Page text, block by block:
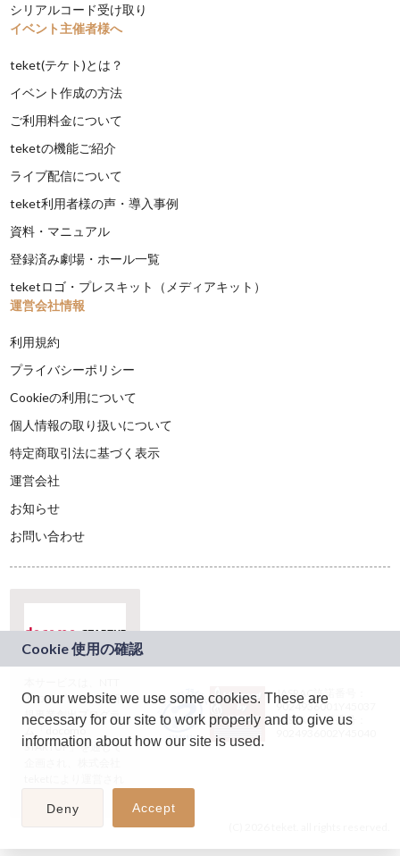
シリアルコード受け取り
イベント主催者様へ
teket(テケト)とは？
イベント作成の方法
ご利用料金について
teketの機能ご紹介
ライブ配信について
teket利用者様の声・導入事例
資料・マニュアル
登録済み劇場・ホール一覧
teketロゴ・プレスキット（メディアキット）
運営会社情報
利用規約
プライバシーポリシー
Cookieの利用について
個人情報の取り扱いについて
特定商取引法に基づく表示
運営会社
お知らせ
お問い合わせ
ドコモグループの新
規事業創出プログラ
ム「docomo
STARTUP」を通じて
JASRAC許諾番号：
9024936001Y45037
JASRAC許諾番号：
On our website we use some cookies. These are
necessary for our site to work properly and to give us
information about how our site is used.
Deny Accept